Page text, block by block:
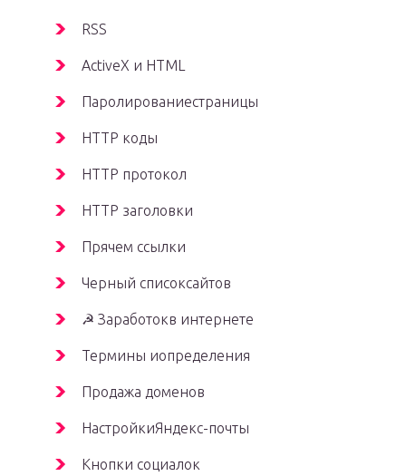
RSS
ActiveX и HTML
Паролированиестраницы
HTTP коды
HTTP протокол
HTTP заголовки
Прячем ссылки
Черный списоксайтов
☭ Заработокв интернете
Термины иопределения
Продажа доменов
НастройкиЯндекс-почты
Кнопки социалок